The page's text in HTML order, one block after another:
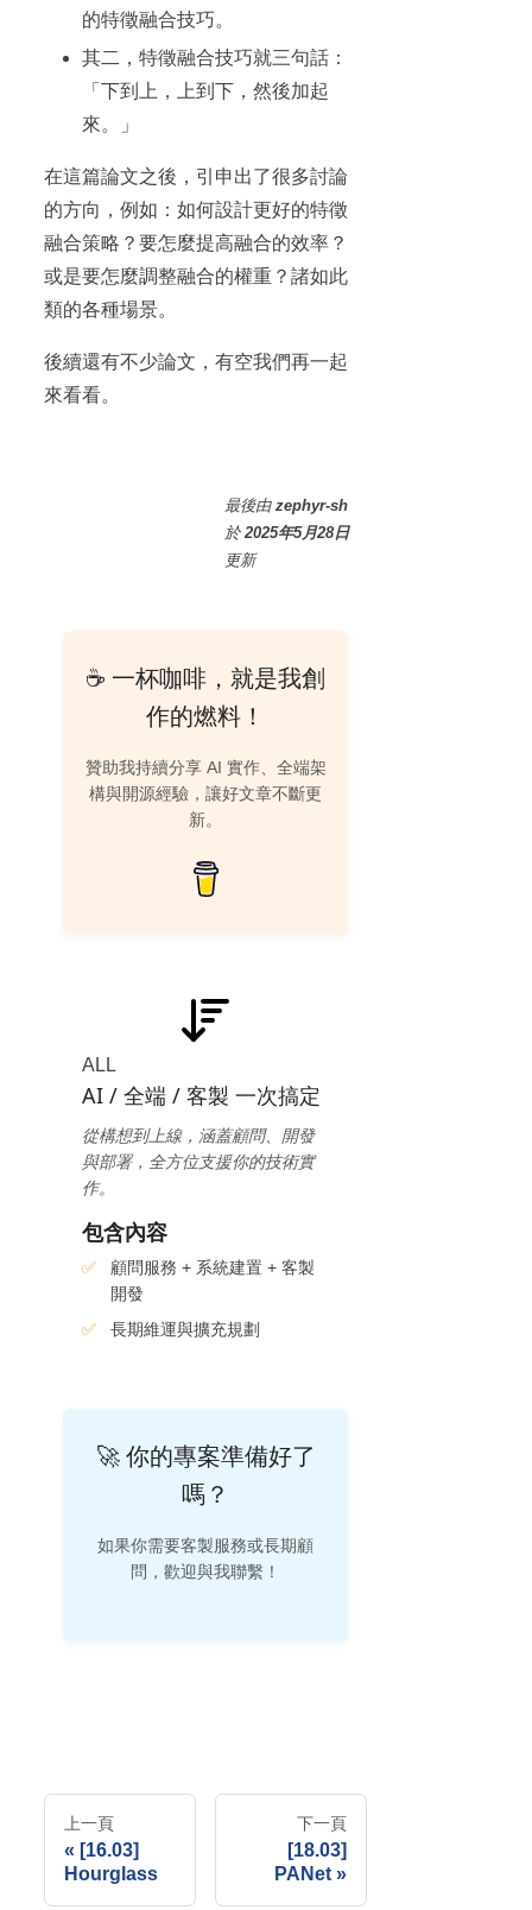
的特徵融合技巧。
其二，特徵融合技巧就三句話：
「下到上，上到下，然後加起
來。」
在這篇論文之後，引申出了很多討論
的方向，例如：如何設計更好的特徵
融合策略？要怎麼提高融合的效率？
或是要怎麼調整融合的權重？諸如此
類的各種場景。
後續還有不少論文，有空我們再一起
來看看。
最後由zephyr-sh
於2025年5月28日
更新
☕ 一杯咖啡，就是我創
作的燃料！
贊助我持續分享 AI 實作、全端架
構與開源經驗，讓好文章不斷更
新。
ALL
AI / 全端 / 客製 一次搞定
從構想到上線，涵蓋顧問、開發
與部署，全方位支援你的技術實
作。
包含內容
顧問服務 + 系統建置 + 客製
開發
長期維運與擴充規劃
🚀 你的專案準備好了
嗎？
如果你需要客製服務或長期顧
問，歡迎與我聯繫！
上一頁
[16.03]
Hourglass
下一頁
[18.03]
PANet